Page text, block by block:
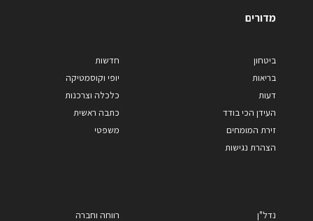
מדורים
ביטחון
בריאות
דעות
העידן הכי בודד
זירת המומחים
הצהרת נגישות
חדשות
יופי וקוסמטיקה
כלכלה וצרכנות
כתבה ראשית
משפטי
נדל"ן
רווחה וחברה